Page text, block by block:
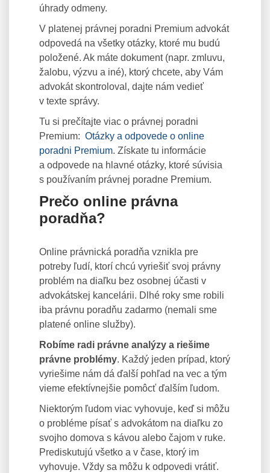
úhrady odmeny.
V platenej právnej poradni Premium advokát
odpovedá na všetky otázky, ktoré mu budú
položené. Ak máte dokument (napr. zmluvu,
žalobu, výzvu a iné), ktorý chcete, aby Vám
advokát skontroloval, dajte nám vedieť
v texte správy.
Tu si prečítajte viac o právnej poradni
Premium: Otázky a odpovede o online
poradni Premium. Získate tu informácie
a odpovede na hlavné otázky, ktoré súvisia
s používaním právnej poradne Premium.
Prečo online právna
poradňa?
Online právnická poradňa vznikla pre
potreby ľudí, ktorí chcú vyriešiť svoj právny
problém na diaľku bez osobnej účasti v
advokátskej kancelárii. Dlhé roky sme robili
iba právnu poradňu zadarmo (nemali sme
platené online služby).
Robíme radi právne analýzy a riešime
právne problémy. Každý jeden prípad, ktorý
vyriešime nám dá ďalší pohľad na vec a tým
vieme efektívnejšie pomôcť ďalším ľudom.
Niektorým ľudom viac vyhovuje, keď si môžu
o probléme písať s advokátom na diaľku zo
svojho domova s kávou alebo čajom v ruke.
Prediskutujú všetko a v čase, ktorý im
vyhovuje. Vždy sa môžu k odpovedi vrátiť.